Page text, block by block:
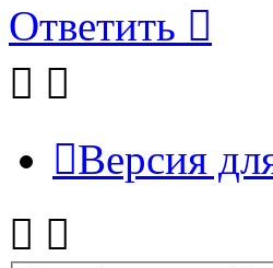
Ответить
Версия